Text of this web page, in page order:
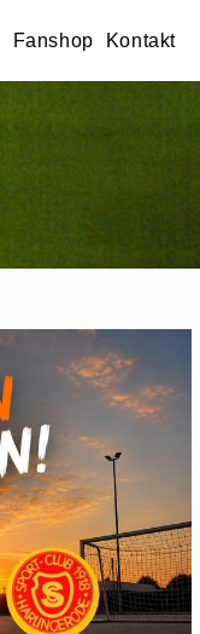
Fanshop Kontakt